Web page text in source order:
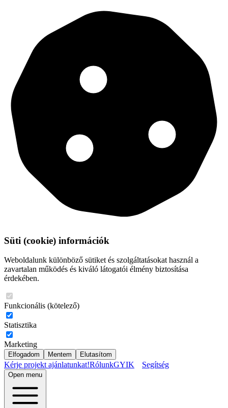
Süti (cookie) információk
Weboldalunk különböző sütiket és szolgáltatásokat használ a
zavartalan működés és kiváló látogatói élmény biztosítása
érdekében.
Funkcionális (kötelező)
Statisztika
Marketing
Elfogadom Mentem Elutasítom
Kérje projekt ajánlatunkat!RólunkGYIK Segítség
Open menu